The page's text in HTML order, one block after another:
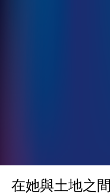
在她與土地之間